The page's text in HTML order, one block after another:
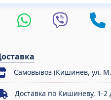
Самовывоз (Кишинев, ул.
Доставка по Кишиневу, 1-2